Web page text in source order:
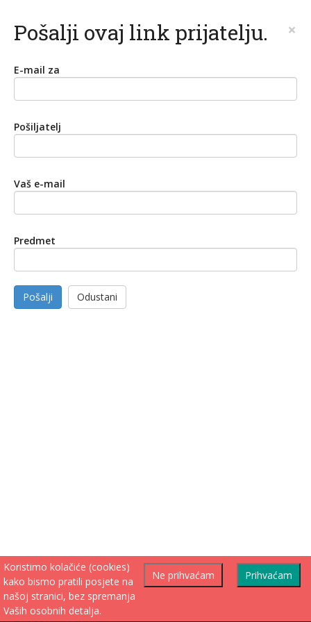
Pošalji ovaj link prijatelju. ×
E-mail za
Pošiljatelj
Vaš e-mail
Predmet
Pošalji Odustani
Prihvaćam
Ne prihvaćam
Koristimo kolačiće (cookies)
kako bismo pratili posjete na
našoj stranici, bez spremanja
Vaših osobnih detalja.